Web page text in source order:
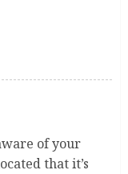
of your
that it’s